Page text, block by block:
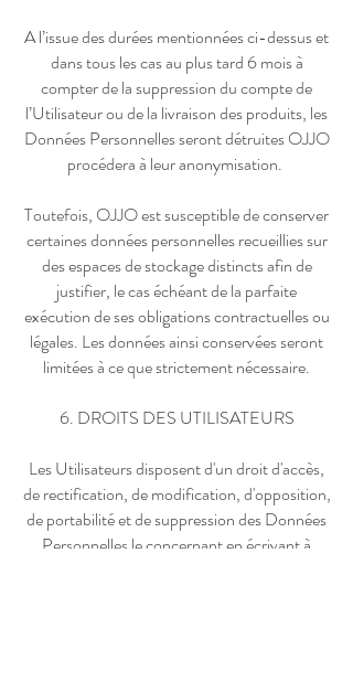
A l’issue des durées mentionnées ci-dessus et
dans tous les cas au plus tard 6 mois à
compter de la suppression du compte de
l’Utilisateur ou de la livraison des produits, les
Données Personnelles seront détruites OJJO
procédera à leur anonymisation.
Toutefois, OJJO est susceptible de conserver
certaines données personnelles recueillies sur
des espaces de stockage distincts afin de
justifier, le cas échéant de la parfaite
exécution de ses obligations contractuelles ou
légales. Les données ainsi conservées seront
limitées à ce que strictement nécessaire.
6. DROITS DES UTILISATEURS
Les Utilisateurs disposent d'un droit d'accès,
de rectification, de modification, d'opposition,
de portabilité et de suppression des Données
Personnelles le concernant en écrivant à